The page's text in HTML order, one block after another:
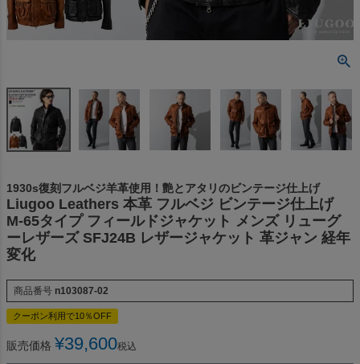
1930s復刻フルベジ羊革使用！艶とアタリのビンテージ仕上げ
Liugoo Leathers 本革 フルベジ ビンテージ仕上げ
M-65タイプ フィールドジャケット メンズ リューグ
ーレザーズ SFJ24B レザージャケット 革ジャン 経年
変化
商品番号 n103087-02
クーポン利用で10％OFF
販売価格 ¥39,600税込